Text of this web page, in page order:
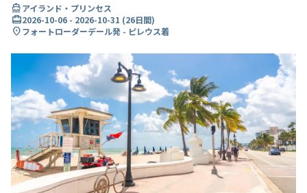
directions_boatアイランド・プリンセス
card_travel2026-10-06 - 2026-10-31 (26日間)
location_onフォートローダーデール発 - ピレウス着